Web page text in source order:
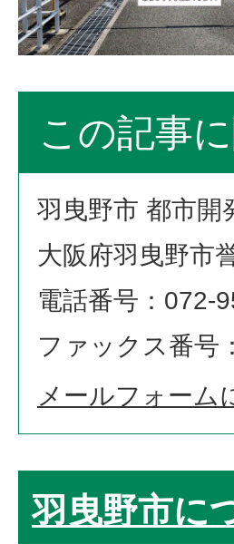
この記事
羽曳野市 都市開
大阪府羽曳野市
電話番号：072-
ファックス番号
メールフォーム
羽曳野市に